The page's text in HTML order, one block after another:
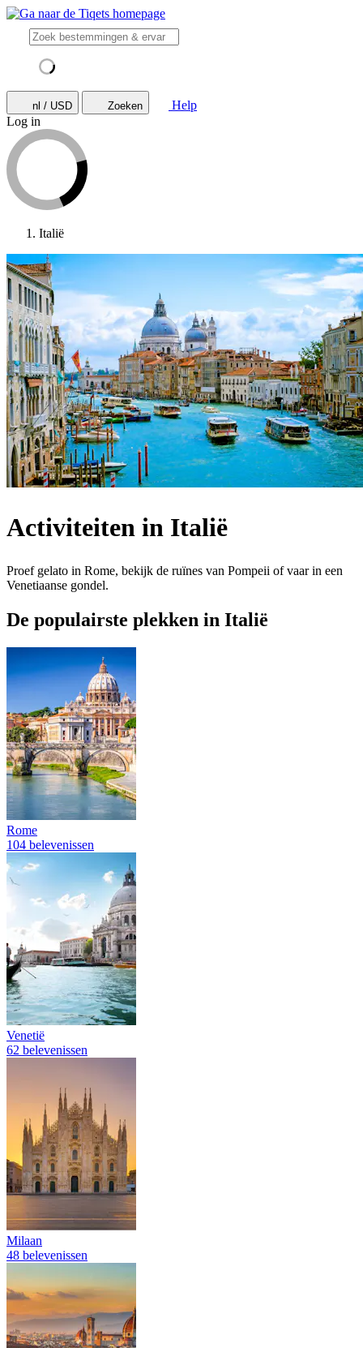
nl / USD Zoeken
Help
Log in
Italië
Activiteiten in Italië
Proef gelato in Rome, bekijk de ruïnes van Pompeii of vaar in een
Venetiaanse gondel.
De populairste plekken in Italië
Rome
104 belevenissen
Venetië
62 belevenissen
Milaan
48 belevenissen